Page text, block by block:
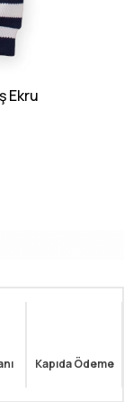
Ekru
Kapıda Ödeme